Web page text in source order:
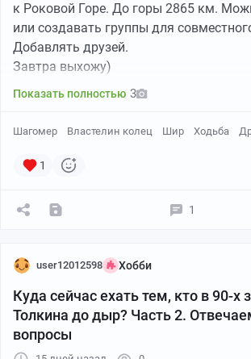
к Роковой Горе. До горы 2865 км.
или создавать группы для
Добавлять друзей.
Завтра выхожу)
Показать полностью 3
Шагомер Властелин колец Шир Ходьба
1
1
user12012598 Хобби
Куда сейчас ехать тем, кто в 90-х
Толкина до дыр? Часть 2.
вопросы